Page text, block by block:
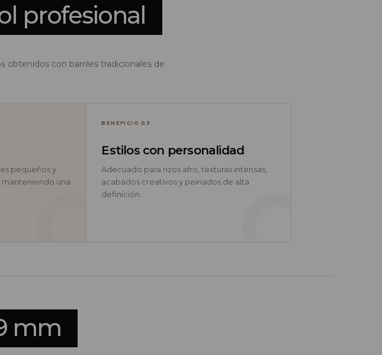
profesional
obtenidos con barriles tradicionales de
pequeños y
manteniendo una
BENEFICIO 03
Estilos con personalidad
Adecuado para rizos afro, texturas intensas,
acabados creativos y peinados de alta
definición.
mm